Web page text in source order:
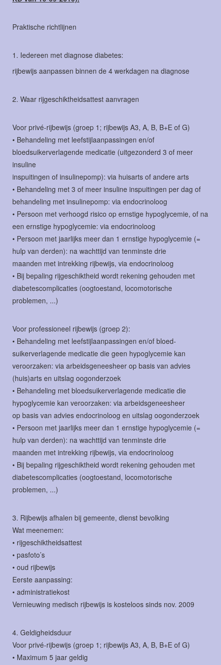
Praktische richtlijnen
1. Iedereen met diagnose diabetes:
rijbewijs aanpassen binnen de 4 werkdagen na diagnose
2. Waar rijgeschiktheidsattest aanvragen
Voor privé-rijbewijs (groep 1; rijbewijs A3, A, B, B+E of G)
• Behandeling met leefstijlaanpassingen en/of
bloedsuikerverlagende medicatie (uitgezonderd 3 of meer
insuline
inspuitingen of insulinepomp): via huisarts of andere arts
• Behandeling met 3 of meer insuline inspuitingen per dag of
behandeling met insulinepomp: via endocrinoloog
• Persoon met verhoogd risico op ernstige hypoglycemie, of na
een ernstige hypoglycemie: via endocrinoloog
• Persoon met jaarlijks meer dan 1 ernstige hypoglycemie (=
hulp van derden): na wachttijd van tenminste drie
maanden met intrekking rijbewijs, via endocrinoloog
• Bij bepaling rijgeschiktheid wordt rekening gehouden met
diabetescomplicaties (oogtoestand, locomotorische
problemen, ...)
Voor professioneel rijbewijs (groep 2):
• Behandeling met leefstijlaanpassingen en/of bloed-
suikerverlagende medicatie die geen hypoglycemie kan
veroorzaken: via arbeidsgeneesheer op basis van advies
(huis)arts en uitslag oogonderzoek
• Behandeling met bloedsuikerverlagende medicatie die
hypoglycemie kan veroorzaken: via arbeidsgeneesheer
op basis van advies endocrinoloog en uitslag oogonderzoek
• Persoon met jaarlijks meer dan 1 ernstige hypoglycemie (=
hulp van derden): na wachttijd van tenminste drie
maanden met intrekking rijbewijs, via endocrinoloog
• Bij bepaling rijgeschiktheid wordt rekening gehouden met
diabetescomplicaties (oogtoestand, locomotorische
problemen, ...)
3. Rijbewijs afhalen bij gemeente, dienst bevolking
Wat meenemen:
• rijgeschiktheidsattest
• pasfoto’s
• oud rijbewijs
Eerste aanpassing:
• administratiekost
Vernieuwing medisch rijbewijs is kosteloos sinds nov. 2009
4. Geldigheidsduur
Voor privé-rijbewijs (groep 1; rijbewijs A3, A, B, B+E of G)
• Maximum 5 jaar geldig